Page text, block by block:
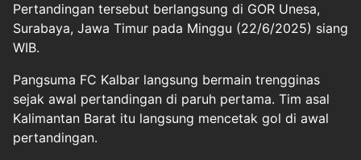
Pertandingan tersebut berlangsung di GOR Unesa,
Surabaya, Jawa Timur pada Minggu (22/6/2025) siang
WIB.
Pangsuma FC Kalbar langsung bermain trengginas
sejak awal pertandingan di paruh pertama. Tim asal
Kalimantan Barat itu langsung mencetak gol di awal
pertandingan.